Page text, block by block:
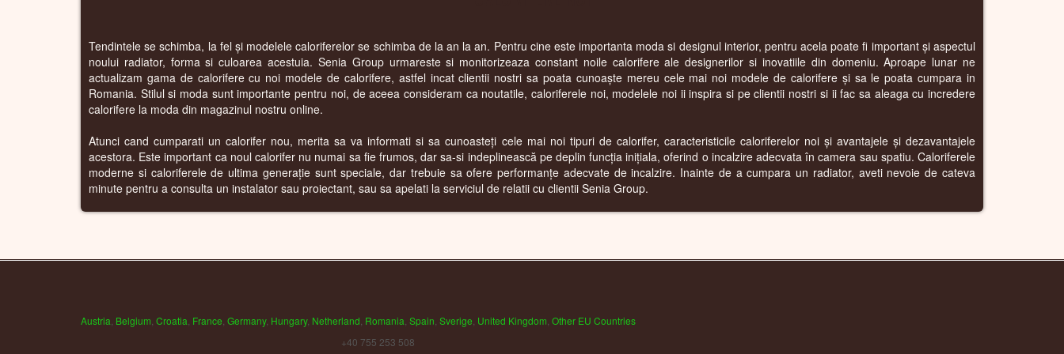
Tendintele se schimba, la fel și modelele caloriferelor se schimba de la an la an. Pentru cine este importanta moda si designul interior, pentru acela poate fi important și aspectul
noului radiator, forma si culoarea acestuia. Senia Group urmareste si monitorizeaza constant noile calorifere ale designerilor si inovatiile din domeniu. Aproape lunar ne
actualizam gama de calorifere cu noi modele de calorifere, astfel incat clientii nostri sa poata cunoaște mereu cele mai noi modele de calorifere și sa le poata cumpara in
Romania. Stilul si moda sunt importante pentru noi, de aceea consideram ca noutatile, caloriferele noi, modelele noi ii inspira si pe clientii nostri si ii fac sa aleaga cu incredere
calorifere la moda din magazinul nostru online.
Atunci cand cumparati un calorifer nou, merita sa va informati si sa cunoasteți cele mai noi tipuri de calorifer, caracteristicile caloriferelor noi și avantajele și dezavantajele
acestora. Este important ca noul calorifer nu numai sa fie frumos, dar sa-si indeplinească pe deplin funcția inițiala, oferind o incalzire adecvata în camera sau spatiu. Caloriferele
moderne si caloriferele de ultima generație sunt speciale, dar trebuie sa ofere performanțe adecvate de incalzire. Inainte de a cumpara un radiator, aveti nevoie de cateva
minute pentru a consulta un instalator sau proiectant, sau sa apelati la serviciul de relatii cu clientii Senia Group.
Austria Belgium Croatia France Germany, Hungary, Netherland Romania Spain Sverige United Kingdom Other EU Countries
+40 755 253 508